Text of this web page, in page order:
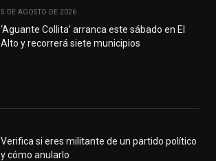
5 DE AGOSTO DE 2026
‘Aguante Collita’ arranca este sábado en El
Alto y recorrerá siete municipios
Verifica si eres militante de un partido político
y cómo anularlo